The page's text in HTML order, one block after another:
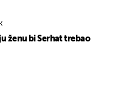
ženu bi Serhat trebao